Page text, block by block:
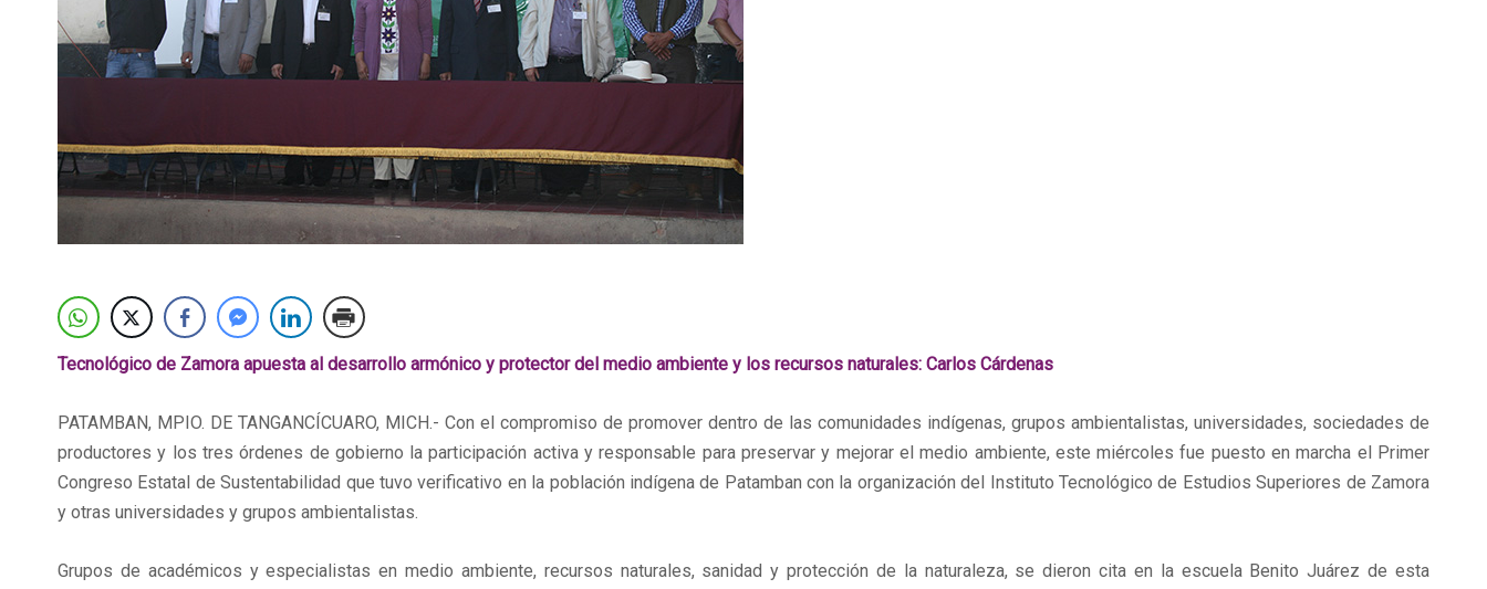
Tecnológico de Zamora apuesta al desarrollo armónico y protector del medio ambiente y los recursos naturales: Carlos Cárdenas
PATAMBAN, MPIO. DE TANGANCÍCUARO, MICH.- Con el compromiso de promover dentro de las comunidades indígenas, grupos ambientalistas, universidades, sociedades de
productores y los tres órdenes de gobierno la participación activa y responsable para preservar y mejorar el medio ambiente, este miércoles fue puesto en marcha el Primer
Congreso Estatal de Sustentabilidad que tuvo verificativo en la población indígena de Patamban con la organización del Instituto Tecnológico de Estudios Superiores de Zamora
y otras universidades y grupos ambientalistas.
Grupos de académicos y especialistas en medio ambiente, recursos naturales, sanidad y protección de la naturaleza, se dieron cita en la escuela Benito Juárez de esta